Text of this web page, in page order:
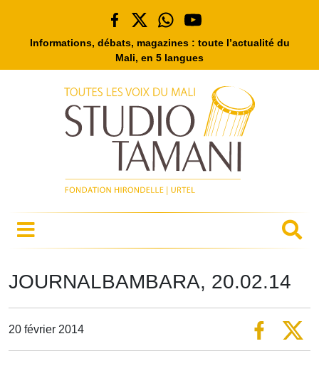
Informations, débats, magazines : toute l’actualité du
Mali, en 5 langues
JOURNALBAMBARA, 20.02.14
20 février 2014